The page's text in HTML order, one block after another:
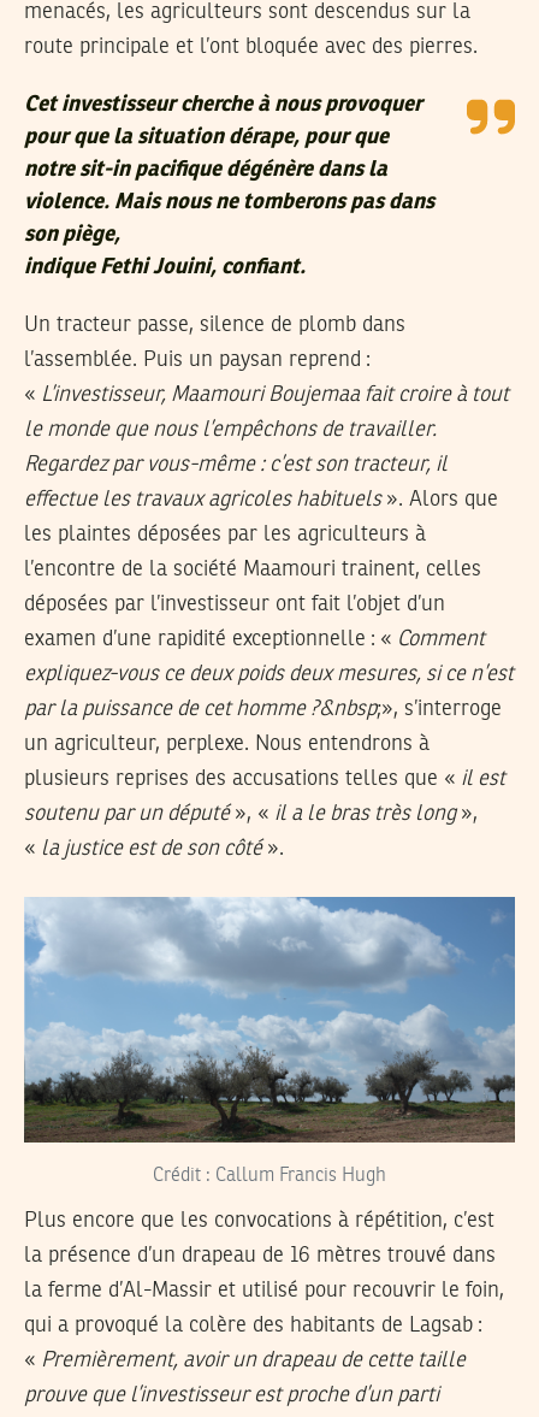
menacés, les agriculteurs sont descendus sur la
route principale et l’ont bloquée avec des pierres.
Cet investisseur cherche à nous provoquer
pour que la situation dérape, pour que
notre sit-in pacifique dégénère dans la
violence. Mais nous ne tomberons pas dans
son piège,
indique Fethi Jouini, confiant.
Un tracteur passe, silence de plomb dans
l’assemblée. Puis un paysan reprend :
« L’investisseur, Maamouri Boujemaa fait croire à tout
le monde que nous l’empêchons de travailler.
Regardez par vous-même : c’est son tracteur, il
effectue les travaux agricoles habituels ». Alors que
les plaintes déposées par les agriculteurs à
l’encontre de la société Maamouri trainent, celles
déposées par l’investisseur ont fait l’objet d’un
examen d’une rapidité exceptionnelle : « Comment
expliquez-vous ce deux poids deux mesures, si ce n’est
par la puissance de cet homme ?&nbsp;», s’interroge
un agriculteur, perplexe. Nous entendrons à
plusieurs reprises des accusations telles que « il est
soutenu par un député», « il a le bras très long»,
« la justice est de son côté».
Crédit : Callum Francis Hugh
Plus encore que les convocations à répétition, c’est
la présence d’un drapeau de 16 mètres trouvé dans
la ferme d’Al-Massir et utilisé pour recouvrir le foin,
qui a provoqué la colère des habitants de Lagsab :
« Premièrement, avoir un drapeau de cette taille
prouve que l’investisseur est proche d’un parti